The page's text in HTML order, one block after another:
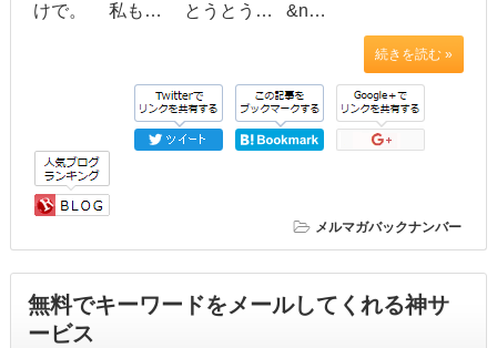
けで。 私も… とうとう… &n…
続きを読む »
メルマガバックナンバー
無料でキーワードをメールしてくれる神サ
ービス